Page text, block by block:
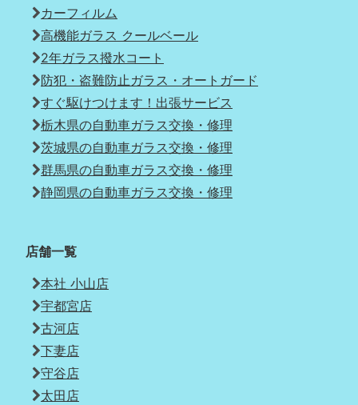
カーフィルム
高機能ガラス クールベール
2年ガラス撥水コート
防犯・盗難防止ガラス・オートガード
すぐ駆けつけます！出張サービス
栃木県の自動車ガラス交換・修理
茨城県の自動車ガラス交換・修理
群馬県の自動車ガラス交換・修理
静岡県の自動車ガラス交換・修理
店舗一覧
本社 小山店
宇都宮店
古河店
下妻店
守谷店
太田店